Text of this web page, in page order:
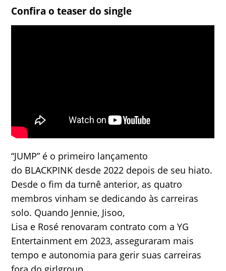
Confira o teaser do single
“JUMP” é o primeiro lançamento
do BLACKPINK desde 2022 depois de seu hiato.
Desde o fim da turnê anterior, as quatro
membros vinham se dedicando às carreiras
solo. Quando Jennie, Jisoo,
Lisa e Rosé renovaram contrato com a YG
Entertainment em 2023, asseguraram mais
tempo e autonomia para gerir suas carreiras